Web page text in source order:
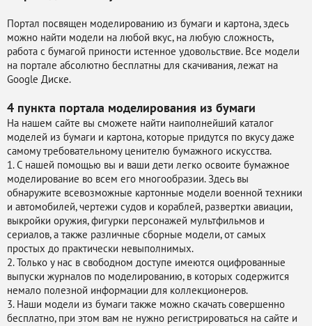
Портал посвящен моделированию из бумаги и картона, здесь
можно найти модели на любой вкус, на любую сложность,
работа с бумагой приности истенное удовольствие. Все модели
на портале абсолютно бесплатны для скачивания, лежат на
Google Диске.
4 пункта портала моделирования из бумаги
На нашем сайте вы сможете найти наиполнейший каталог
моделей из бумаги и картона, которые придутся по вкусу даже
самому требовательному ценителю бумажного искусства.
1. С нашей помощью вы и ваши дети легко освоите бумажное
моделирование во всем его многообразии. Здесь вы
обнаружите всевозможные картонные модели военной техники
и автомобилей, чертежи судов и кораблей, развертки авиации,
выкройки оружия, фигурки персонажей мультфильмов и
сериалов, а также различные сборные модели, от самых
простых до практически невыполнимых.
2. Только у нас в свободном доступе имеются оцифрованные
выпуски журналов по моделированию, в которых содержится
немало полезной информации для коллекционеров.
3. Наши модели из бумаги также можно скачать совершенно
бесплатно, при этом вам не нужно регистрироваться на сайте и